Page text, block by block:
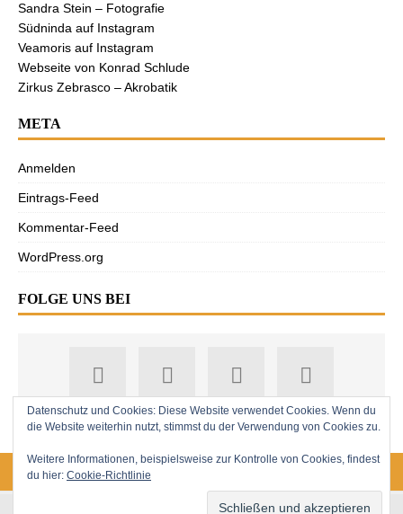
Sandra Stein – Fotografie
Südninda auf Instagram
Veamoris auf Instagram
Webseite von Konrad Schlude
Zirkus Zebrasco – Akrobatik
META
Anmelden
Eintrags-Feed
Kommentar-Feed
WordPress.org
FOLGE UNS BEI
18. Jahrgang. © 2008-2026 Nitramica Arts / Anastratin.de. Alle Rechte
Datenschutz und Cookies: Diese Website verwendet Cookies. Wenn du
die Website weiterhin nutzt, stimmst du der Verwendung von Cookies zu.
Weitere Informationen, beispielsweise zur Kontrolle von Cookies, findest
du hier: Cookie-Richtlinie